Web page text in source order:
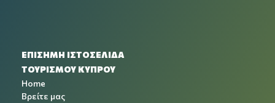
ΕΠΙΣΗΜΗ ΙΣΤΟΣΕΛΙΔΑ
ΤΟΥΡΙΣΜΟΥ ΚΥΠΡΟΥ
Home
Βρείτε μας